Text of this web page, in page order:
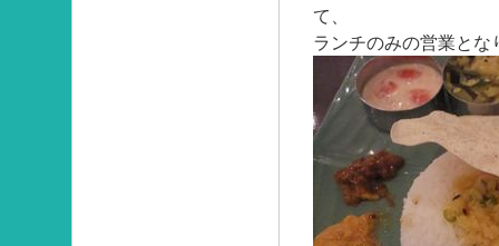
て、
ランチのみの営業とな